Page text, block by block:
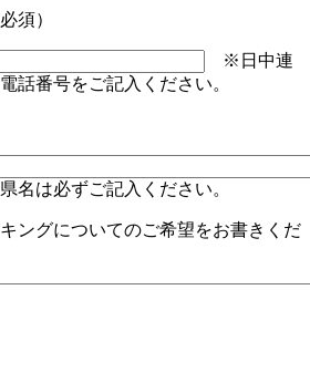
須）
※日中連
話番号をご記入ください。
名は必ずご記入ください。
ングについてのご希望をお書きくだ